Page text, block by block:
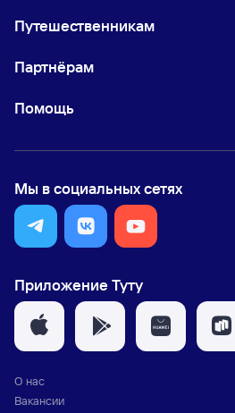
Путешественникам
Партнёрам
Помощь
Мы в социальных сетях
Приложение Туту
О нас
Вакансии